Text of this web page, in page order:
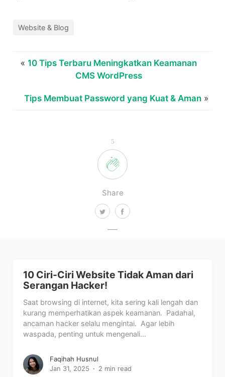
5
Share
Website & Blog
« 10 Tips Terbaru Meningkatkan Keamanan
CMS WordPress
Tips Membuat Password yang Kuat & Aman »
10 Ciri-Ciri Website Tidak Aman dari
Serangan Hacker!
Saat browsing di internet, kita sering kali lengah dan
kurang memperhatikan aspek keamanan. Padahal,
ancaman hacker selalu mengintai. Agar lebih
waspada, penting untuk mengenali...
Faqihah Husnul
Jan 31, 2025
2 min read